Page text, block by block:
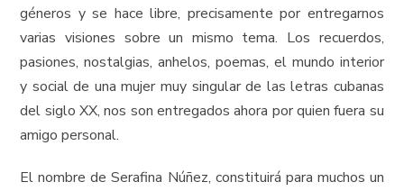
géneros y se hace libre, precisamente por entregarnos
varias visiones sobre un mismo tema. Los recuerdos,
pasiones, nostalgias, anhelos, poemas, el mundo interior
y social de una mujer muy singular de las letras cubanas
del siglo XX, nos son entregados ahora por quien fuera su
amigo personal.
El nombre de Serafina Núñez, constituirá para muchos un